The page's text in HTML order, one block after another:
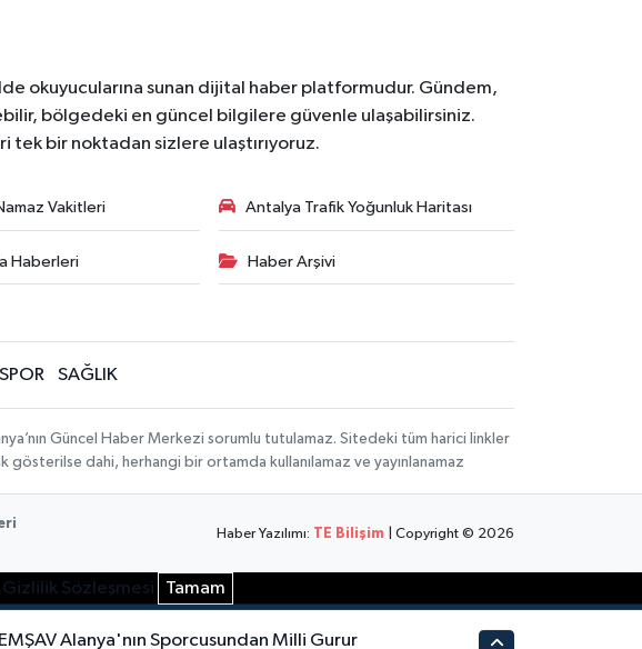
okuyucularına sunan dijital haber platformudur. Gündem,
bölgedeki en güncel bilgilere güvenle ulaşabilirsiniz.
tek bir noktadan sizlere ulaştırıyoruz.
Vakitleri Antalya Trafik Yoğunluk Haritası
Haberleri Haber Arşivi
SPOR SAĞLIK
Güncel Haber Merkezi sorumlu tutulamaz. Sitedeki tüm harici linkler
gösterilse dahi, herhangi bir ortamda kullanılamaz ve yayınlanamaz
Haber Yazılımı: TE Bilişim | Copyright © 2026
Gizlilik Sözleşmesi Tamam
EMŞAV Alanya'nın Sporcusundan Milli Gurur